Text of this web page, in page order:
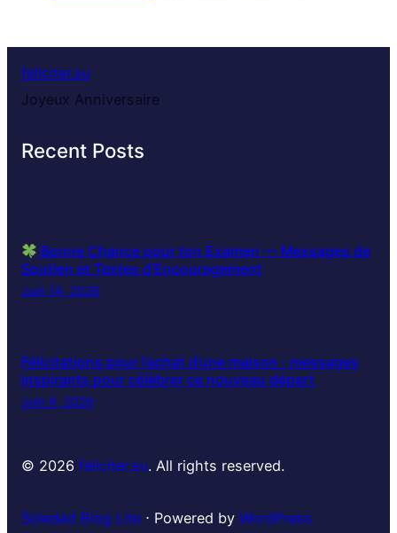
feliciter.su
Joyeux Anniversaire
Recent Posts
Bonne Chance pour ton Examen — Messages de
Soutien et Textes d’Encouragement
Juin 14, 2026
Félicitations pour l’achat d’une maison : messages
inspirants pour célébrer ce nouveau départ
Juin 9, 2026
© 2026 feliciter.su. All rights reserved.
Soledad Blog Lite ⋅ Powered by WordPress